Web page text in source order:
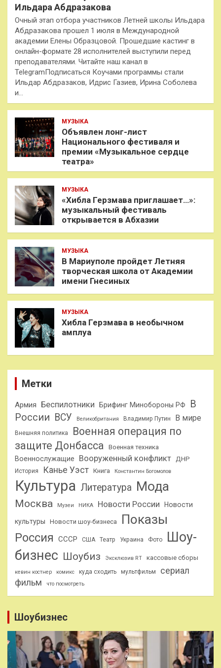
Ильдара Абдразакова
Очный этап отбора участников Летней школы Ильдара
Абдразакова прошел 1 июля в Международной
академии Елены Образцовой. Прошедшие кастинг в
онлайн-формате 28 исполнителей выступили перед
преподавателями. Читайте наш канал в
TelegramПодписаться Коучами программы стали
Ильдар Абдразаков, Идрис Газиев, Ирина Соболева
и…
МУЗЫКА
Объявлен лонг-лист
Национального фестиваля и
премии «Музыкальное сердце
театра»
МУЗЫКА
«Хибла Герзмава приглашает…»:
музыкальный фестиваль
открывается в Абхазии
МУЗЫКА
В Мариуполе пройдет Летняя
творческая школа от Академии
имени Гнесиных
МУЗЫКА
Хибла Герзмава в необычном
амплуа
Метки
Армия Беспилотники Брифинг Минобороны РФ
В
России ВСУ Великобритания Владимир Путин В мире
Внешняя политика
Военная операция по
защите Донбасса
Военная техника
Военнослужащие Вооруженный конфликт ДНР
История Канье Уэст Книга Константин Богомолов
Культура Литература Мода
Москва Музеи НИКА Новости России Новости
культуры Новости шоу-бизнеса Показы
Россия СССР США Театр Украина Фото
Шоу-
бизнес Шоубиз Эксклюзив RT кассовые сборы
кевин костнер комикс куда сходить мультфильм
сериал
фильм
что посмотреть
Шоубизнес